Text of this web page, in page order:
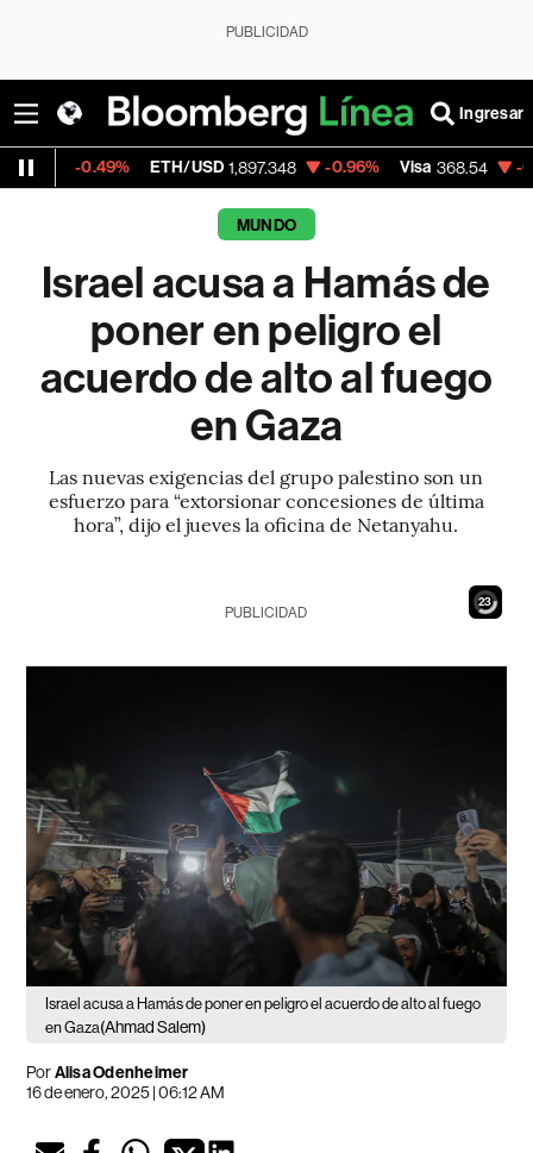
PUBLICIDAD
Ingresar
ETH/USD 1,897.348 -0.96% Visa 368.54 -0.28%
MUNDO
Israel acusa a Hamás de
poner en peligro el
acuerdo de alto al fuego
en Gaza
Las nuevas exigencias del grupo palestino son un
esfuerzo para “extorsionar concesiones de última
hora”, dijo el jueves la oficina de Netanyahu.
21
PUBLICIDAD
Israel acusa a Hamás de poner en peligro el acuerdo de alto al fuego
en Gaza(Ahmad Salem)
PorAlisa Odenheimer
16 de enero, 2025 | 06:12 AM